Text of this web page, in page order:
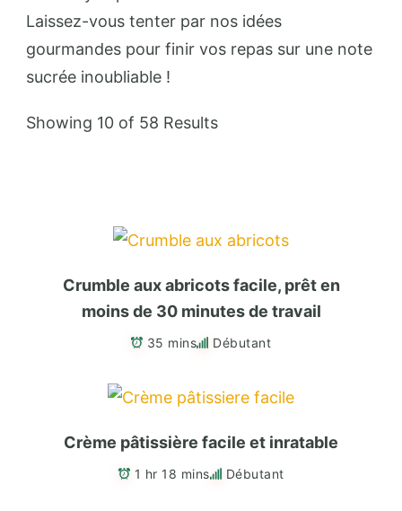
Laissez-vous tenter par nos idées
gourmandes pour finir vos repas sur une note
sucrée inoubliable !
Showing 10 of 58 Results
Crumble aux abricots facile, prêt en
moins de 30 minutes de travail
35 mins Débutant
Crème pâtissière facile et inratable
1 hr 18 mins Débutant